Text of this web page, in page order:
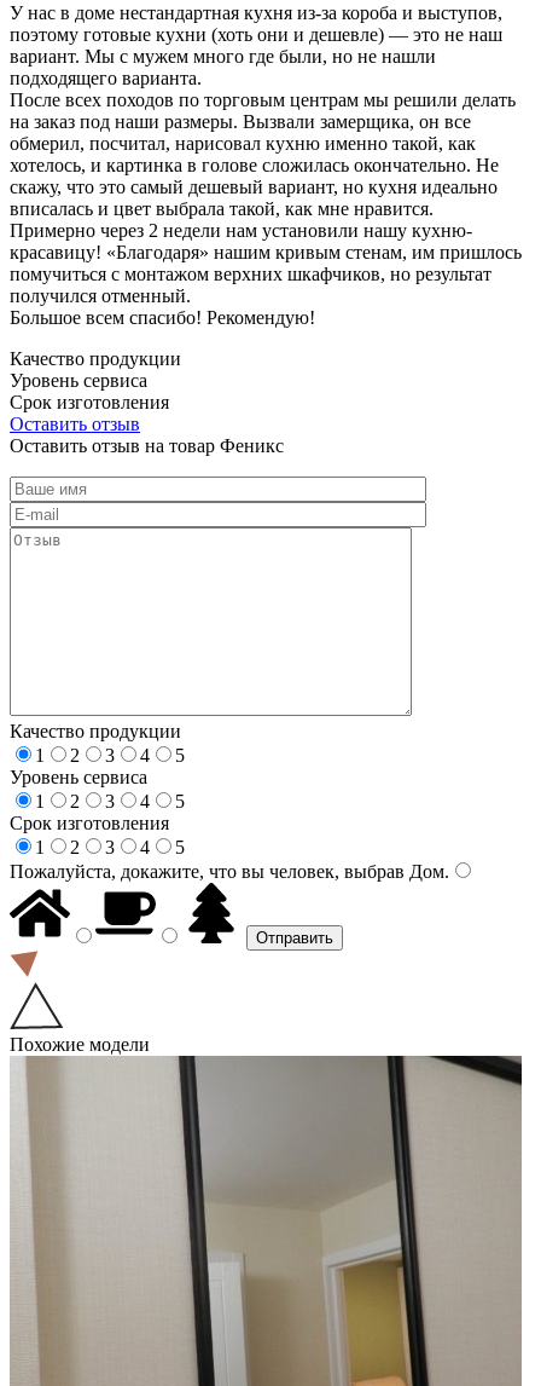
У нас в доме нестандартная кухня из-за короба и выступов,
поэтому готовые кухни (хоть они и дешевле) — это не наш
вариант. Мы с мужем много где были, но не нашли
подходящего варианта.
После всех походов по торговым центрам мы решили делать
на заказ под наши размеры. Вызвали замерщика, он все
обмерил, посчитал, нарисовал кухню именно такой, как
хотелось, и картинка в голове сложилась окончательно. Не
скажу, что это самый дешевый вариант, но кухня идеально
вписалась и цвет выбрала такой, как мне нравится.
Примерно через 2 недели нам установили нашу кухню-
красавицу! «Благодаря» нашим кривым стенам, им пришлось
помучиться с монтажом верхних шкафчиков, но результат
получился отменный.
Большое всем спасибо! Рекомендую!
Качество продукции
Уровень сервиса
Срок изготовления
Оставить отзыв
Оставить отзыв на товар Феникс
Качество продукции
1
2 3 4
5
Уровень сервиса
1
2 3 4
5
Срок изготовления
1
2 3 4
5
Пожалуйста, докажите, что вы человек, выбрав Дом.
Похожие модели